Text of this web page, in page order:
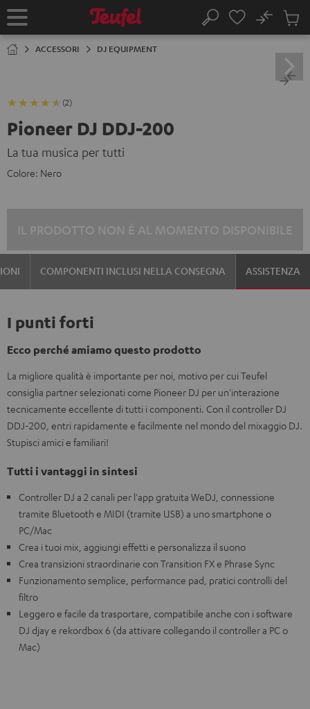
AL
Pagina
Cerca
No
ACCESSORI DJ EQUIPMENT
(2)
Pioneer DJ DDJ-200
La tua musica per tutti
Colore: Nero
COMPONENTI INCLUSI NELLA CONSEGNA ASSISTENZA
I punti forti
Ecco perché amiamo questo prodotto
La migliore qualità è importante per noi, motivo per cui Teufel
consiglia partner selezionati come Pioneer DJ per un'interazione
tecnicamente eccellente di tutti i componenti. Con il controller DJ
DDJ-200, entri rapidamente e facilmente nel mondo del mixaggio DJ.
Stupisci amici e familiari!
Tutti i vantaggi in sintesi
Controller DJ a 2 canali per l'app gratuita WeDJ, connessione
tramite Bluetooth e MIDI (tramite USB) a uno smartphone o
PC/Mac
Crea i tuoi mix, aggiungi effetti e personalizza il suono
Crea transizioni straordinarie con Transition FX e Phrase Sync
Funzionamento semplice, performance pad, pratici controlli del
filtro
Leggero e facile da trasportare, compatibile anche con i software
DJ djay e rekordbox 6 (da attivare collegando il controller a PC o
Mac)